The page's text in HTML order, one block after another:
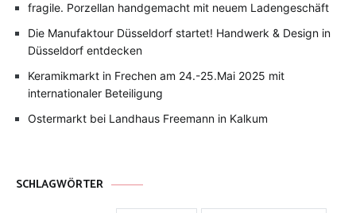
fragile. Porzellan handgemacht mit neuem Ladengeschäft
Die Manufaktour Düsseldorf startet! Handwerk & Design in
Düsseldorf entdecken
Keramikmarkt in Frechen am 24.-25.Mai 2025 mit
internationaler Beteiligung
Ostermarkt bei Landhaus Freemann in Kalkum
SCHLAGWÖRTER